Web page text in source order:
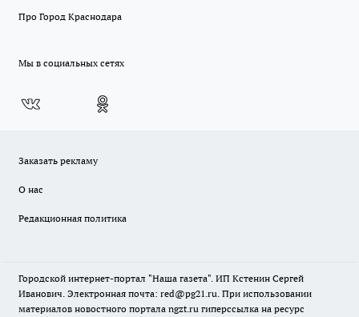
Про Город Краснодара
Мы в социальных сетях
Заказать рекламу
О нас
Редакционная политика
Городской интернет-портал "Наша газета". ИП Кстенин Сергей
Иванович. Электронная почта: red@pg21.ru. При использовании
материалов новостного портала ngzt.ru гиперссылка на ресурс